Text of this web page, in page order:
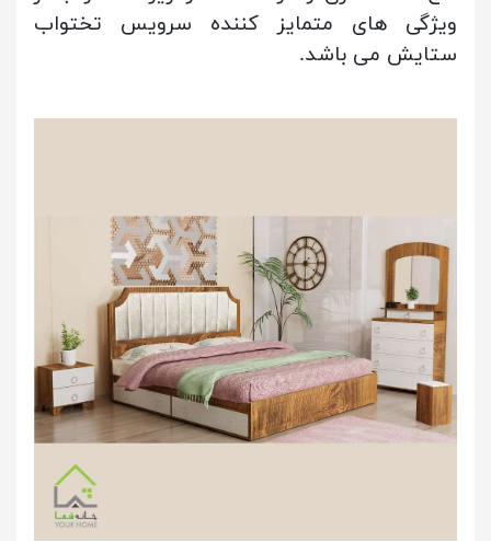
ویژگی های متمایز کننده سرویس تختواب
ستایش می باشد.